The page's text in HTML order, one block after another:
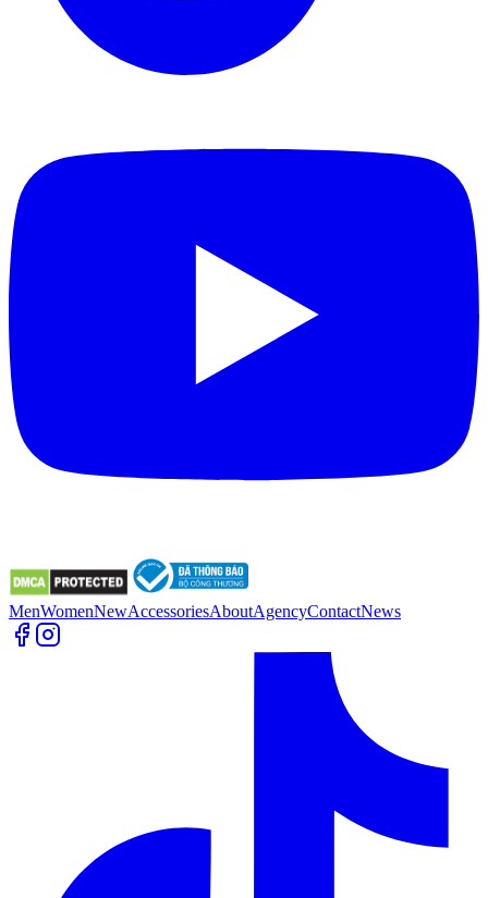
MenWomenNewAccessoriesAboutAgencyContactNews